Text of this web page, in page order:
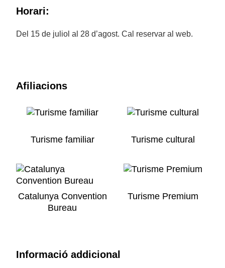
Horari:
Del 15 de juliol al 28 d’agost. Cal reservar al web.
Afiliacions
Turisme familiar Turisme cultural
Catalunya Convention
Bureau
Turisme Premium
Informació addicional